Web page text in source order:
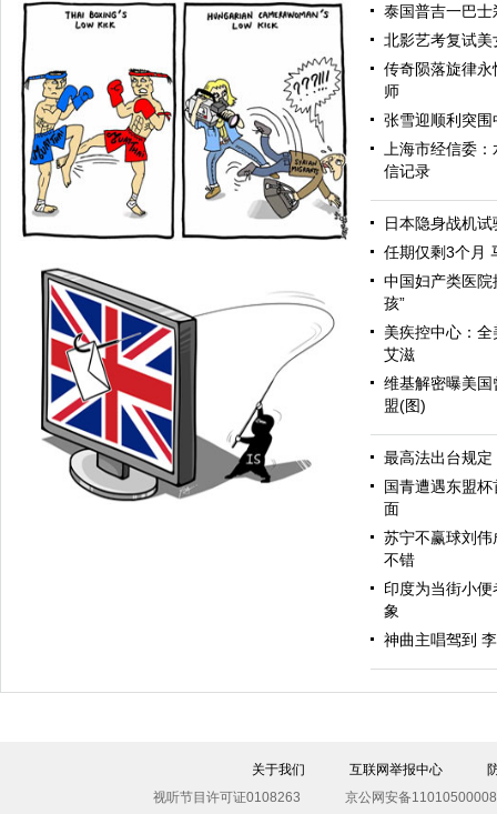
众怒
泰国普吉一巴
北影艺考复试
传奇陨落旋律
师
张雪迎顺利突
上海市经信委
信记录
日本隐身战机试
任期仅剩3个月
中国妇产类医院
孩”
美疾控中心：
艾滋
维基解密曝美
盟(图)
最高法出台规
国青遭遇东盟
面
苏宁不赢球刘
不错
印度为当街小便
象
神曲主唱驾到
关于我们 互联网举报中心
视听节目许可证0108263
京公网安备